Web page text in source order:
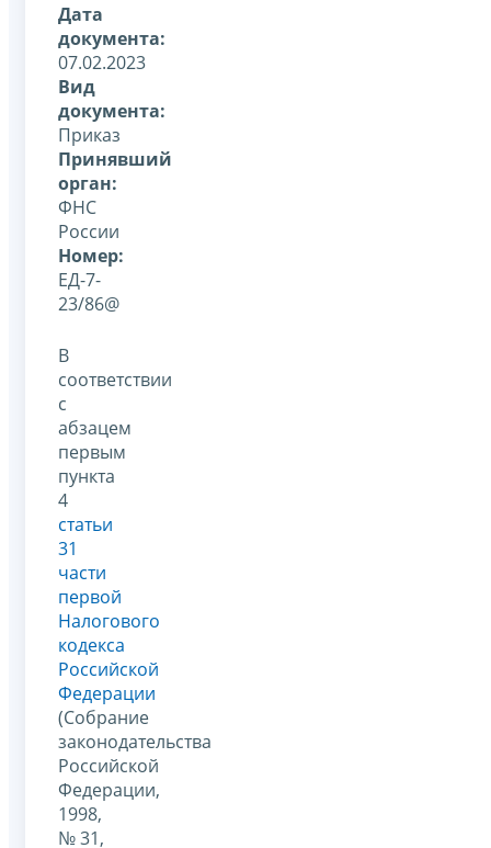
Дата
документа:
07.02.2023
Вид
документа:
Приказ
Принявший
орган:
ФНС
России
Номер:
ЕД-7-
23/86@
В
соответствии
с
абзацем
первым
пункта
4
статьи
31
части
первой
Налогового
кодекса
Российской
Федерации
(Собрание
законодательства
Российской
Федерации,
1998,
№ 31,